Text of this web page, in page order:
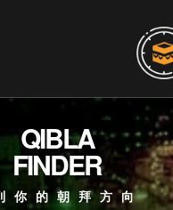
QIBLA
FINDER
你的朝拜方向